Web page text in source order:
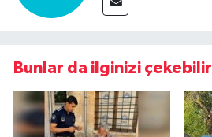
Bunlar da ilginizi çekebilir